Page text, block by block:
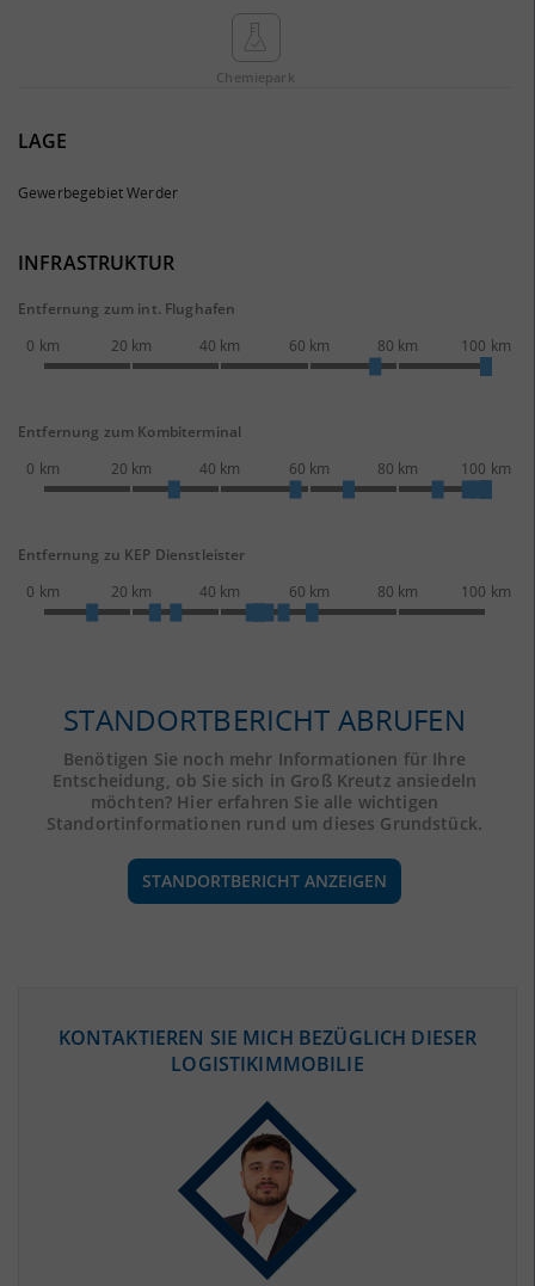
Chemie­park
LAGE
Gewerbegebiet Werder
INFRASTRUKTUR
Entfernung zum int. Flughafen
0 km
20 km 40 km 60 km 80 km 100 km
Entfernung zum Kombiterminal
0 km
20 km 40 km 60 km 80 km 100 km
Entfernung zu KEP Dienstleister
0 km
20 km 40 km 60 km 80 km 100 km
STANDORTBERICHT ABRUFEN
Benötigen Sie noch mehr Informationen für Ihre
Entscheidung, ob Sie sich in Groß Kreutz ansiedeln
möchten? Hier erfahren Sie alle wichtigen
Standortinformationen rund um dieses Grundstück.
STANDORTBERICHT ANZEIGEN
(STAND: 12/2019)
(Landkreis / Kreisfreie Stadt)
KONTAKTIEREN SIE MICH BEZÜGLICH DIESER
LOGISTIKIMMOBILIE